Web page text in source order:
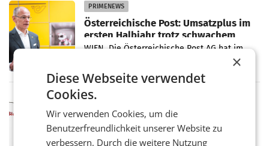
PRIMENEWS
Österreichische Post: Umsatzplus im
ersten Halbjahr trotz schwachem
Briefgeschäft
WIEN Die Österreichische Post AG hat im
ersten Halbjahr 2026 einen Konzernumsatz
einem Plus von 3,8 Prozent gegenüber dem
Vergleichszeitraum
MARKETING & MEDIA
ProSiebenSat.1 spart und macht
überraschend viel Gewinn
UNTERFÖHRING/MAILAND/AMSTERDAM. Der
×
Diese Webseite verwendet
Cookies.
Wir verwenden Cookies, um die
Benutzerfreundlichkeit unserer Website zu
verbessern. Durch die weitere Nutzung